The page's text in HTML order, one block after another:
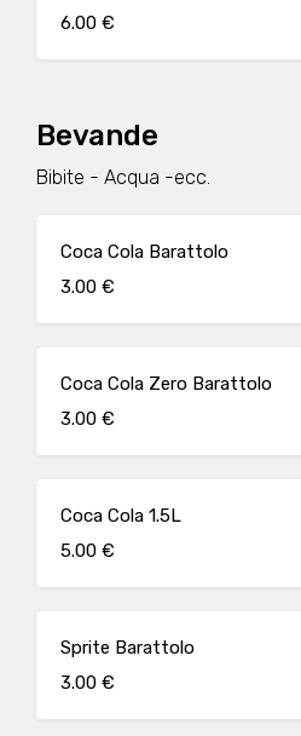
6.00 €
Bevande
Bibite - Acqua -ecc.
Coca Cola Barattolo
3.00 €
Coca Cola Zero Barattolo
3.00 €
Coca Cola 1.5L
5.00 €
Sprite Barattolo
3.00 €